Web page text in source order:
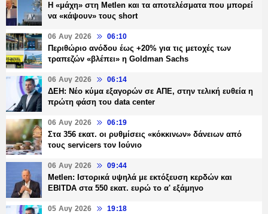
H «μάχη» στη Metlen και τα αποτελέσματα που μπορεί
να «κάψουν» τους short
06 Αυγ 2026 06:10
Περιθώριο ανόδου έως +20% για τις μετοχές των
τραπεζών «βλέπει» η Goldman Sachs
06 Αυγ 2026 06:14
ΔΕΗ: Νέο κύμα εξαγορών σε ΑΠΕ, στην τελική ευθεία η
πρώτη φάση του data center
06 Αυγ 2026 06:19
Στα 356 εκατ. οι ρυθμίσεις «κόκκινων» δάνειων από
τους servicers τον Ιούνιο
06 Αυγ 2026 09:44
Metlen: Ιστορικά υψηλά με εκτόξευση κερδών και
EBITDA στα 550 εκατ. ευρώ το α' εξάμηνο
05 Αυγ 2026 19:18